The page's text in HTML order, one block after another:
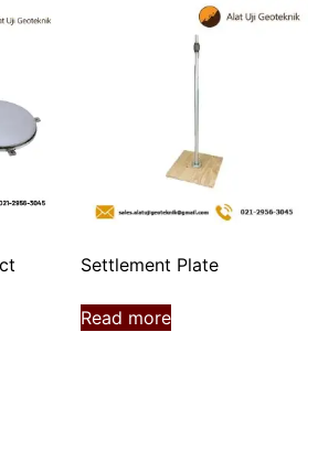
Settlement Plate
Read more